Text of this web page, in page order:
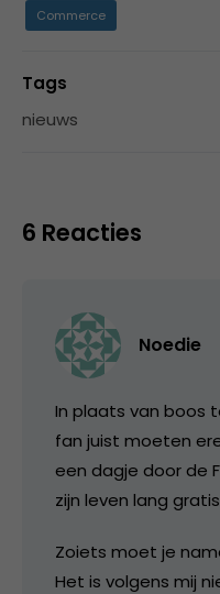
Commerce
Tags
nieuws
6 Reacties
Noedie
In plaats van boos
fan juist moeten
een dagje door de
zijn leven lang
Zoiets moet je
Het is volgens mij